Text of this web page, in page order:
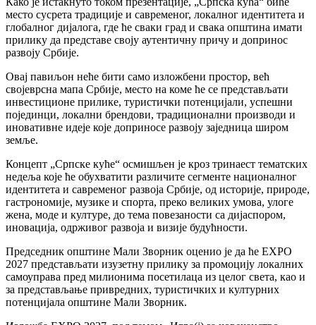
место сусрета традиције и савременог, локалног идентитета и
глобалног дијалога, где ће сваки град и свака општина имати
прилику да представе своју аутентичну причу и допринос
развоју Србије.
Овај павиљон неће бити само изложбени простор, већ
својеврсна мапа Србије, место на коме ће се представљати
инвестиционе прилике, туристички потенцијали, успешни
појединци, локални брендови, традиционални производи и
иновативне идеје које доприносе развоју заједница широм
земље.
Концепт „Српске куће“ осмишљен је кроз тринаест тематских
недеља које ће обухватити различите сегменте националног
идентитета и савременог развоја Србије, од историје, природе,
гастрономије, музике и спорта, преко великих умова, улоге
жена, моде и културе, до тема повезаности са дијаспором,
иновација, одрживог развоја и визије будућности.
Председник општине Мали Зворник оценио је да ће EXPO
2027 представљати изузетну прилику за промоцију локалних
самоуправа пред милионима посетилаца из целог света, као и
за представљање привредних, туристичких и културних
потенцијала општине Мали Зворник.